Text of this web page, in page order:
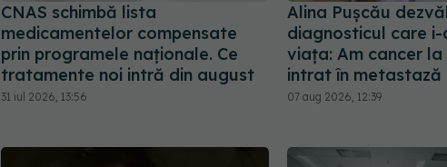
CNAS schimbă lista
medicamentelor compensate
prin programele naționale. Ce
tratamente noi intră din august
31 iul 2026, 13:56
Alina Pușcău
diagnosticul care
viața: Am cancer la
intrat în metastază
07 aug 2026, 12:39